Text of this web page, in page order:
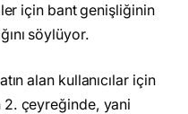
için bant genişliğinin
söylüyor.
alan kullanıcılar için
2. çeyreğinde, yani